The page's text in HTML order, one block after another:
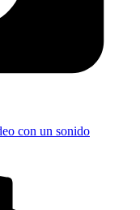
con un sonido